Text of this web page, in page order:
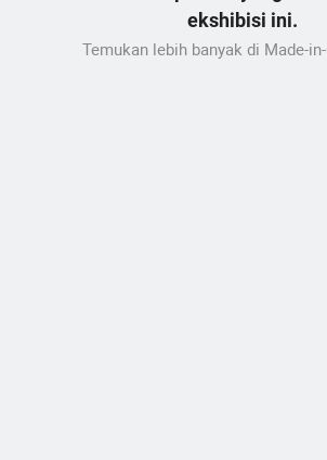
ekshibisi ini.
Temukan lebih banyak di Made-